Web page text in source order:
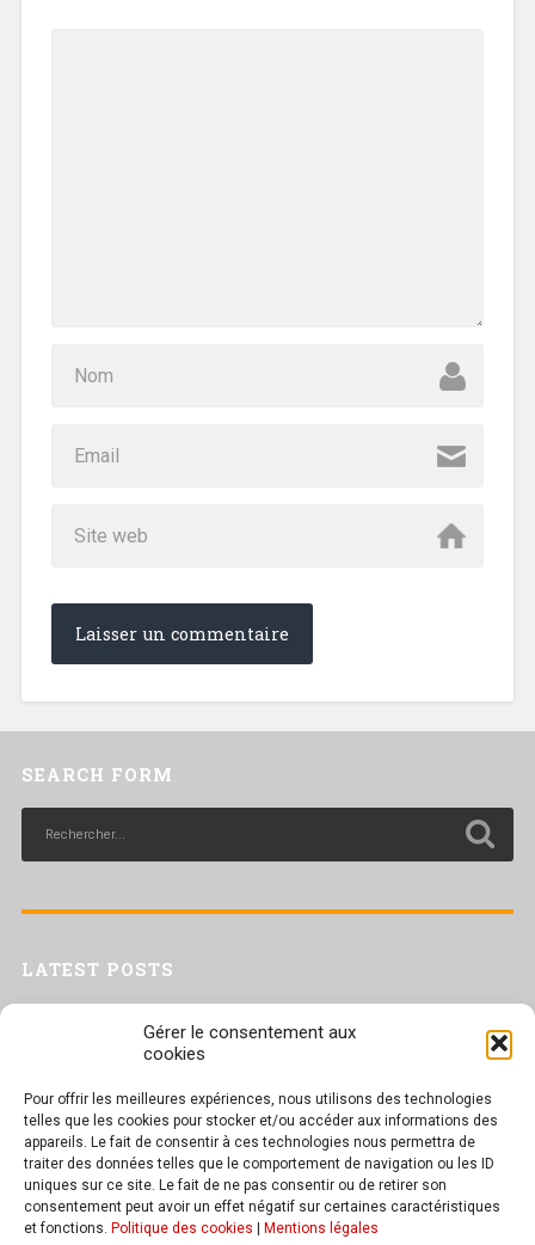
Gérer le consentement aux
cookies
Pour offrir les meilleures expériences, nous utilisons des technologies
telles que les cookies pour stocker et/ou accéder aux informations des
appareils. Le fait de consentir à ces technologies nous permettra de
traiter des données telles que le comportement de navigation ou les ID
uniques sur ce site. Le fait de ne pas consentir ou de retirer son
consentement peut avoir un effet négatif sur certaines caractéristiques
et fonctions. Politique des cookies Mentions légales
SEARCH FORM
LATEST POSTS
Trac confédéral sur les situations de travail par forte chaleur
Séance plénière du CESER du 23 juin 2026
Tract UD 25 — Une nouvelle attaque contre nos droits : les arrêts
maladie